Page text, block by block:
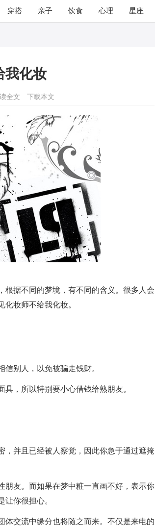
穿搭 亲子 饮食 心理 星座
我化妆
全文 下载本文
根据不同的梦境，有不同的含义。很多人会
妆师不给我化妆。
别人，以免被骗走钱财。
，所以特别要小心借钱给熟朋友。
，并且已经被人察觉，因此你急于通过遮掩
朋友。而如果在梦中粧一直画不好，表示你
你很担心。
体交流中缘分也将随之而来。不仅是来电的